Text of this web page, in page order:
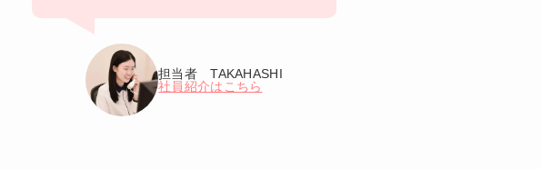
担当者 TAKAHASHI
社員紹介はこちら